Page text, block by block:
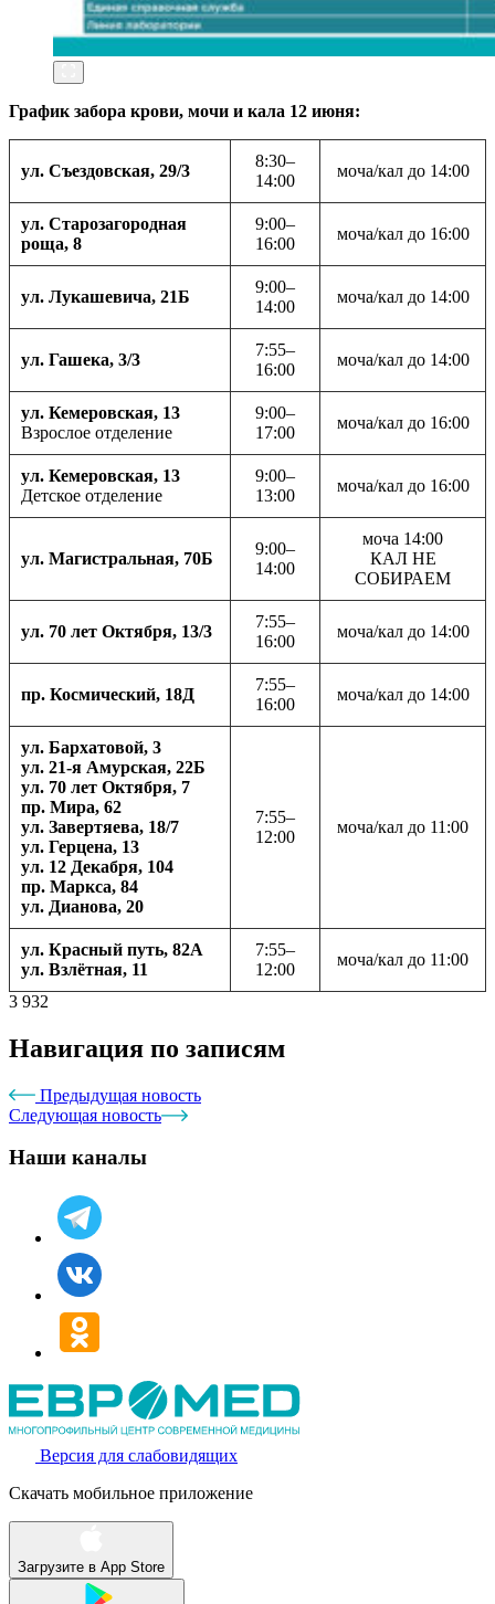
График забора крови, мочи и кала 12 июня:
ул. Съездовская, 29/3
8:30–
14:00
моча/кал до 14:00
ул. Старозагородная
роща, 8
9:00–
16:00
моча/кал до 16:00
ул. Лукашевича, 21Б
9:00–
14:00
моча/кал до 14:00
ул. Гашека, 3/3
7:55–
16:00
моча/кал до 14:00
ул. Кемеровская, 13
Взрослое отделение
9:00–
17:00
моча/кал до 16:00
ул. Кемеровская, 13
Детское отделение
9:00–
13:00
моча/кал до 16:00
ул. Магистральная, 70Б
9:00–
14:00
моча 14:00
КАЛ НЕ
СОБИРАЕМ
ул. 70 лет Октября, 13/3
7:55–
16:00
моча/кал до 14:00
пр. Космический, 18Д
7:55–
16:00
моча/кал до 14:00
ул. Бархатовой, 3
ул. 21-я Амурская, 22Б
ул. 70 лет Октября, 7
пр. Мира, 62
ул. Завертяева, 18/7
ул. Герцена, 13
ул. 12 Декабря, 104
пр. Маркса, 84
ул. Дианова, 20
7:55–
12:00
моча/кал до 11:00
ул. Красный путь, 82А
ул. Взлётная, 11
7:55–
12:00
моча/кал до 11:00
3 932
Навигация по записям
Предыдущая новость
Следующая новость
Наши каналы
Версия для слабовидящих
Скачать мобильное приложение
Загрузите в App Store